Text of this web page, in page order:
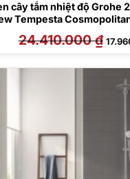
cây tắm nhiệt độ Grohe
Tempesta
24.410.000₫ Giá
gốc
là: